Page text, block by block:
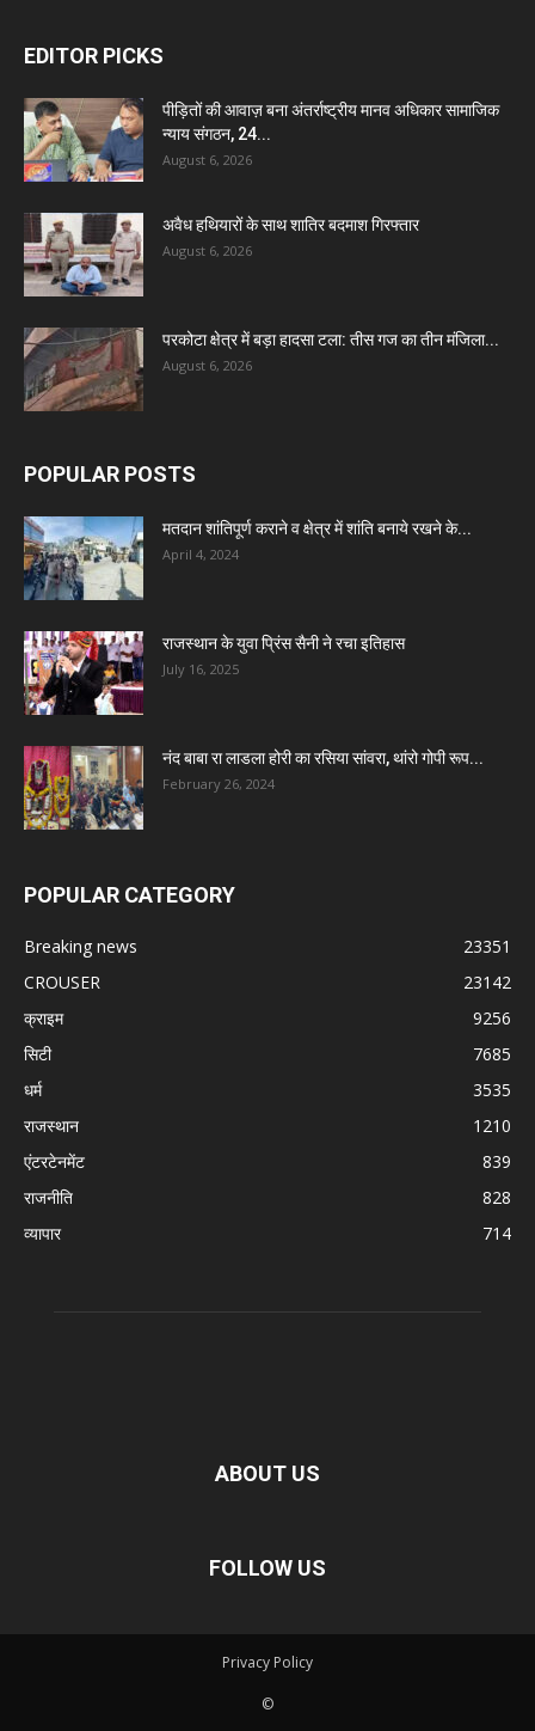
EDITOR PICKS
पीड़ितों की आवाज़ बना अंतर्राष्ट्रीय मानव अधिकार सामाजिक
न्याय संगठन, 24...
August 6, 2026
अवैध हथियारों के साथ शातिर बदमाश गिरफ्तार
August 6, 2026
परकोटा क्षेत्र में बड़ा हादसा टला: तीस गज का तीन मंजिला...
August 6, 2026
POPULAR POSTS
मतदान शांतिपूर्ण कराने व क्षेत्र में शांति बनाये रखने के...
April 4, 2024
राजस्थान के युवा प्रिंस सैनी ने रचा इतिहास
July 16, 2025
नंद बाबा रा लाडला होरी का रसिया सांवरा, थांरो गोपी रूप...
February 26, 2024
POPULAR CATEGORY
Breaking news
23351
CROUSER
23142
क्राइम
9256
सिटी
7685
धर्म
3535
राजस्थान
1210
एंटरटेनमेंट
839
राजनीति
828
व्यापार
714
ABOUT US
FOLLOW US
Privacy Policy
©